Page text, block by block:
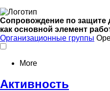
Сопровождение по защите
как основной элемент
Организационные группы
More
Активность